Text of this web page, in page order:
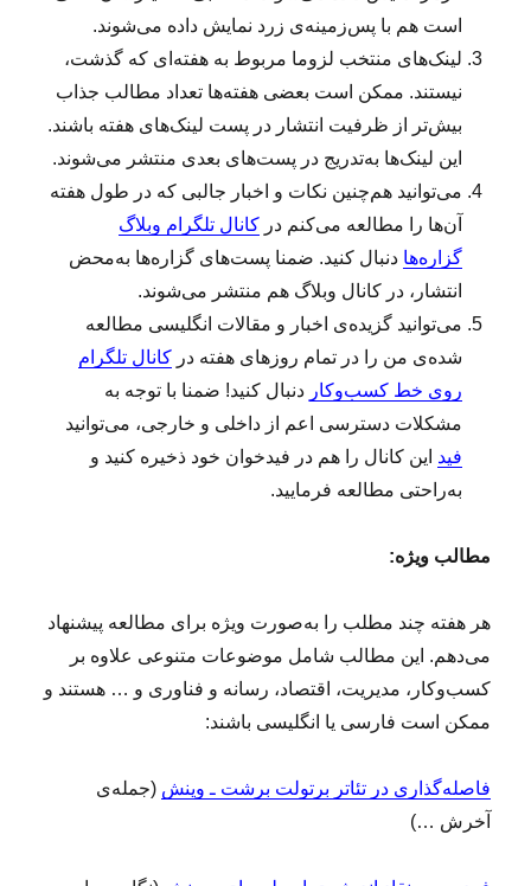
است هم با پس‌زمینه‌ی زرد نمایش داده می‌شوند.
لینک‌‌های منتخب لزوما مربوط به هفته‌ای که گذشت،
نیستند. ممکن است بعضی هفته‌ها تعداد مطالب جذاب
بیش‌تر از ظرفیت انتشار در پست لینک‌های هفته باشند.
این لینک‌ها به‌تدریج در پست‌های بعدی منتشر می‌شوند.
می‌توانید هم‌چنین نکات و اخبار جالبی که در طول هفته
آن‌ها را مطالعه می‌کنم درکانال تلگرام وبلاگ
گزاره‌ها دنبال کنید. ضمنا پست‌های گزاره‌ها به‌محض
انتشار، در کانال وبلاگ هم منتشر می‌شوند.
می‌توانید گزیده‌ی اخبار و مقالات انگلیسی مطالعه‌
شده‌ی من را در تمام روزهای هفته درکانال تلگرام
روی خط کسب‌وکار دنبال کنید! ضمنا با توجه به
مشکلات دسترسی اعم از داخلی و خارجی، می‌توانید
فید این کانال را هم در فیدخوان خود ذخیره کنید و
به‌راحتی مطالعه فرمایید.
مطالب ویژه:
هر هفته چند مطلب را به‌صورت ویژه برای مطالعه پیشنهاد
می‌دهم. این مطالب شامل موضوعات متنوعی علاوه بر
کسب‌وکار، مدیریت، اقتصاد، رسانه و فناوری و … هستند و
ممکن است فارسی یا انگلیسی باشند:
فاصله‌گذاری در تئاتر برتولت برشت ـ وینش (جمله‌ی
آخرش …)